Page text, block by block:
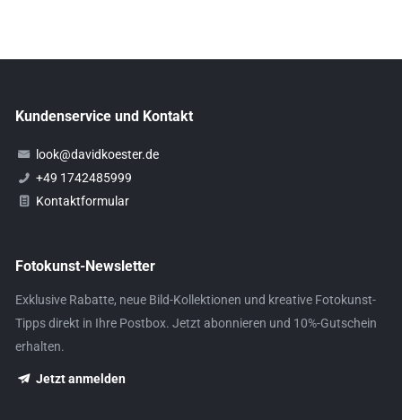
Kundenservice und Kontakt
look@davidkoester.de
+49 1742485999
Kontaktformular
Fotokunst-Newsletter
Exklusive Rabatte, neue Bild-Kollektionen und kreative Fotokunst-
Tipps direkt in Ihre Postbox. Jetzt abonnieren und 10%-Gutschein
erhalten.
Jetzt anmelden